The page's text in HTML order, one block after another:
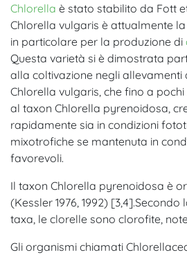
Chlorella è stato stabilito da Fott
Chlorella vulgaris è attualmente
in particolare per la produzione di
Questa varietà si è dimostrata
alla coltivazione negli allevamenti
Chlorella vulgaris, che fino a
al taxon Chlorella pyrenoidosa,
rapidamente sia in condizioni
mixotrofiche se mantenuta in
favorevoli.
Il taxon Chlorella pyrenoidosa è
(Kessler 1976, 1992) [3,4].Secondo
taxa, le clorelle sono clorofite,
Gli organismi chiamati